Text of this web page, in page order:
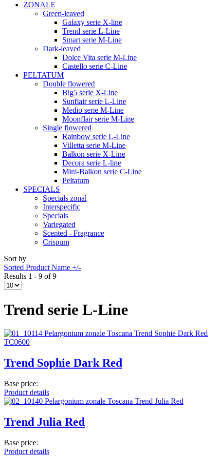
ZONALE
Green-leaved
Galaxy serie X-line
Trend serie L-Line
Smart serie M-Line
Dark-leaved
Dolce Vita serie M-Line
Castello serie C-Line
PELTATUM
Double flowered
Big5 serie X-Line
Sunflair serie L-Line
Medio serie M-Line
Moonflair serie M-Line
Single flowered
Rainbow serie L-Line
Villetta serie M-Line
Balkon serie X-Line
Decora serie L-line
Mini-Balkon serie C-Line
Peltatum
SPECIALS
Specials zonal
Interspecific
Specials
Variegated
Scented - Fragrance
Crispum
Sort by
Sorted Product Name +/-
Results 1 - 9 of 9
Trend serie L-Line
Trend Sophie Dark Red
Base price:
Product details
Trend Julia Red
Base price:
Product details